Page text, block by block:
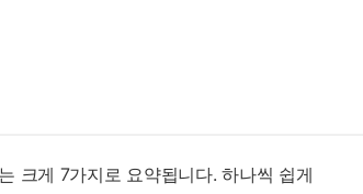
크게 7가지로 요약됩니다. 하나씩 쉽게